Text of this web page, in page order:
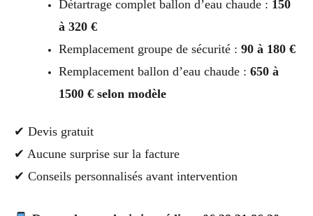
Détartrage complet ballon d’eau chaude : 150
à 320 €
Remplacement groupe de sécurité : 90 à 180 €
Remplacement ballon d’eau chaude : 650 à
1500 € selon modèle
✔ Devis gratuit
✔ Aucune surprise sur la facture
✔ Conseils personnalisés avant intervention